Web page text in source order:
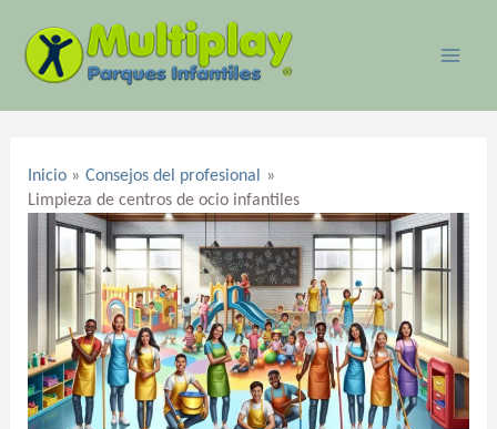
contenido
Inicio
Consejos del profesional
Limpieza de centros de ocio infantiles
entradas